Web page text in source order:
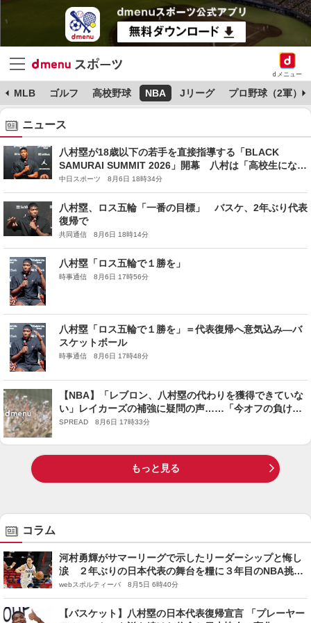
dメニュー
MLB ゴルフ 高校野球 NBA Jリーグ プロ野球（2軍）
ニュース
八村塁が18歳以下の若手を直接指導する「BLACK
SAMURAI SUMMIT 2026」開幕 八村は「高校生になっ
た気持ちで設定」のプログラムに自信
中日スポーツ 8月6日 18時34分
八村塁、ロス五輪「一番の目標」 バスケ、2年ぶり代表
復帰で
共同通信 8月6日 18時14分
八村塁「ロス五輪で１勝を」
時事通信 8月6日 17時56分
八村塁「ロス五輪で１勝を」＝代表復帰へ意気込み―バ
スケットボール
時事通信 8月6日 17時48分
【NBA】「レブロン、八村塁の代わりを獲得できていな
い」レイカーズの補強に疑問の声……「今オフの負け
組」という指摘も
SPREAD 8月6日 17時33分
もっと見る
コラム
河村勇輝がサマーリーグで示したリーダーシップと悔し
涙 ２年ぶりの日本代表の舞台を糧に３年目のNBA挑戦
は続く
webスポルティーバ 8月5日 6時40分
【バスケット】八村塁の日本代表復帰宣言 「プレーヤー